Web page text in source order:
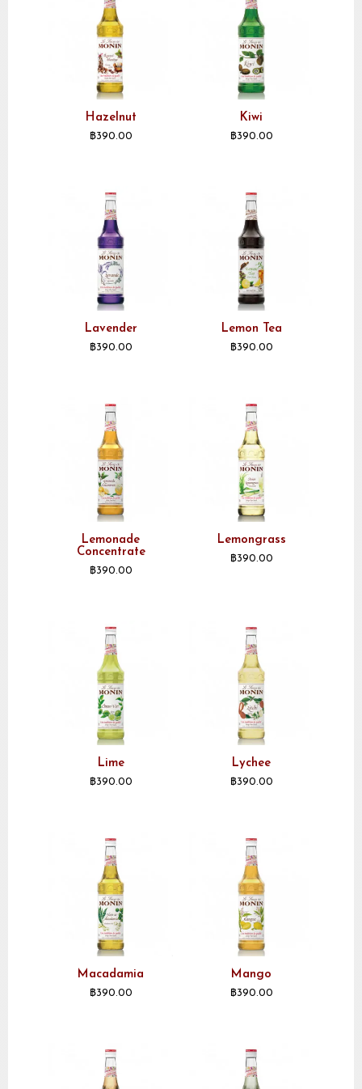
Hazelnut
฿390.00
Kiwi
฿390.00
Lavender
฿390.00
Lemon Tea
฿390.00
Lemonade
Concentrate
฿390.00
Lemongrass
฿390.00
Lime
฿390.00
Lychee
฿390.00
Macadamia
฿390.00
Mango
฿390.00